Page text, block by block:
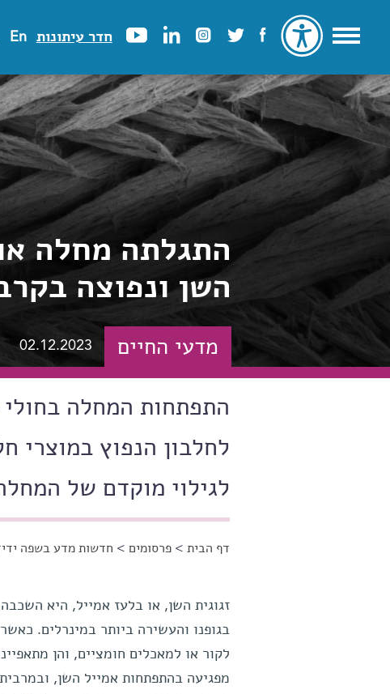
חדר עיתונות En
התגלתה מחלה
השן ונפוצה
מדעי החיים 02.12.2023
התפתחות המחלה
לחלבון הנפוץ במוצרי
לגילוי מוקדם של
הינך נמצא כאן
דף הבית >פרסומים > חדשות מדע בשפה
זגוגית השן, או בלעז אמייל, היא
בגופנו והעשירה ביותר במינרלים.
לקור או למאכלים חומציים, והן
מפגיעה בהתפתחות אמייל השן,